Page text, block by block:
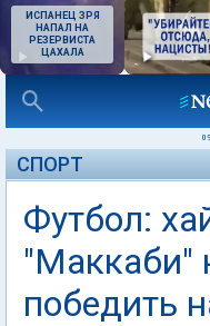
ИСПАНЕЦ ЗРЯ
НАПАЛ НА
РЕЗЕРВИСТА
ЦАХАЛА
СПОРТ
Футбол:
"Маккаби"
победить